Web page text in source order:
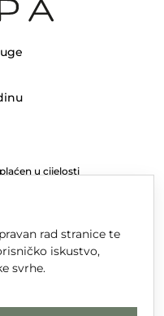
u cijelosti
rad stranice te
iskustvo,
svrhe.